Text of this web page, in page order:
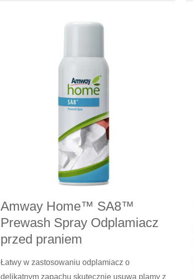
czyszczący
Amway Home™ SA8™
Prewash Spray Odplamiacz
przed praniem
Łatwy w zastosowaniu odplamiacz o
delikatnym zapachu skutecznie usuwa plamy z